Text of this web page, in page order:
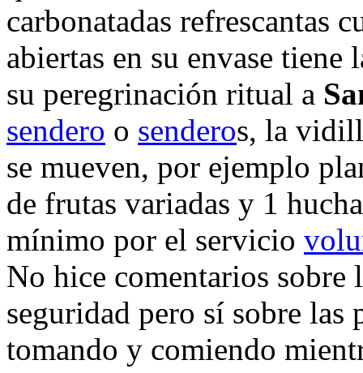
carbonatadas refrescantas
abiertas en su envase
su peregrinación ritual a
sendero o senderos, la
se mueven, por ejemplo
de frutas variadas y 1
mínimo por el servicio
No hice comentarios sobre
seguridad pero sí sobre las
tomando y comiendo